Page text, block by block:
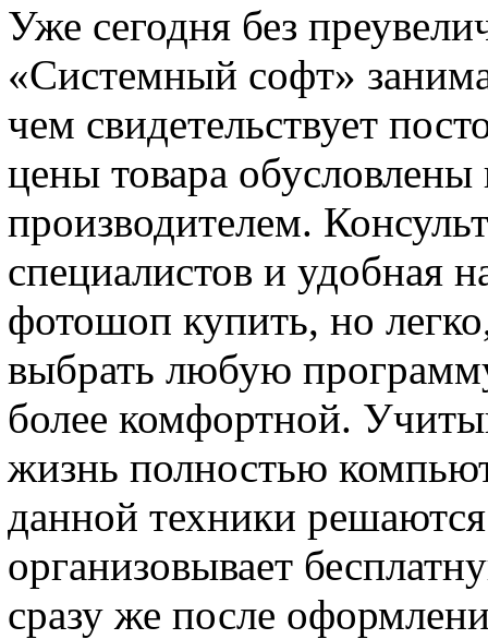
Уже сегодня без
«Системный софт»
чем свидетельствует
цены товара
производителем.
специалистов и удобная
фотошоп купить, но
выбрать любую
более комфортной.
жизнь полностью
данной техники
организовывает
сразу же после